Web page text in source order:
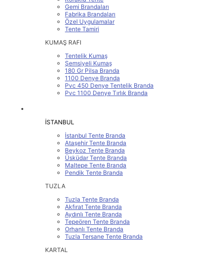
Gemi Brandaları
Fabrika Brandaları
Özel Uygulamalar
Tente Tamiri
KUMAŞ RAFI
Tentelik Kumaş
Şemsiyeli Kumaş
180 Gr Pilsa Branda
1100 Denye Branda
Pvc 450 Denye Tentelik Branda
Pvc 1100 Denye Tırlık Branda
İSTANBUL
İstanbul Tente Branda
Ataşehir Tente Branda
Beykoz Tente Branda
Üsküdar Tente Branda
Maltepe Tente Branda
Pendik Tente Branda
TUZLA
Tuzla Tente Branda
Akfırat Tente Branda
Aydınlı Tente Branda
Tepeören Tente Branda
Orhanlı Tente Branda
Tuzla Tersane Tente Branda
KARTAL